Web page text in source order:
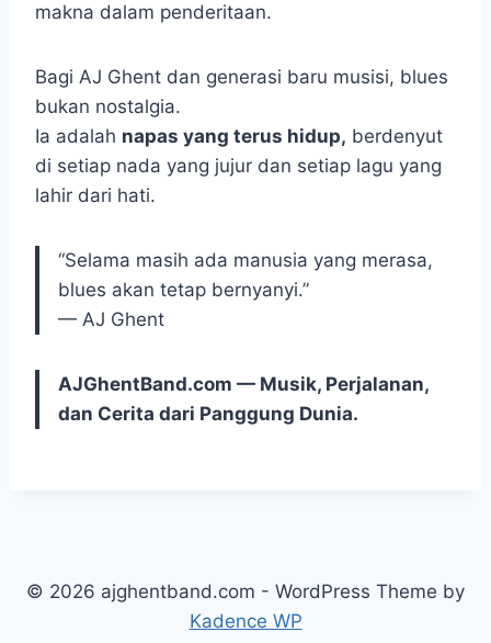
makna dalam penderitaan.
Bagi AJ Ghent dan generasi baru musisi, blues
bukan nostalgia.
Ia adalah napas yang terus hidup, berdenyut
di setiap nada yang jujur dan setiap lagu yang
lahir dari hati.
“Selama masih ada manusia yang merasa,
blues akan tetap bernyanyi.”
— AJ Ghent
AJGhentBand.com — Musik, Perjalanan,
dan Cerita dari Panggung Dunia.
© 2026 ajghentband.com - WordPress Theme by
Kadence WP